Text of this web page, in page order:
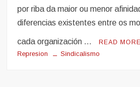
por riba da maior ou menor
diferencias existentes entre os
cada organización … READ MORE
Represion Sindicalismo